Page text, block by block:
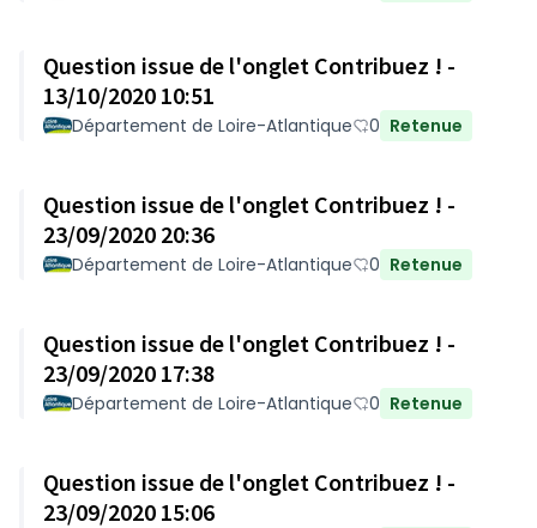
Question issue de l'onglet Contribuez ! -
13/10/2020 10:51
Département de Loire-Atlantique 0 Retenue
Question issue de l'onglet Contribuez ! -
23/09/2020 20:36
Département de Loire-Atlantique 0 Retenue
Question issue de l'onglet Contribuez ! -
23/09/2020 17:38
Département de Loire-Atlantique 0 Retenue
Question issue de l'onglet Contribuez ! -
23/09/2020 15:06